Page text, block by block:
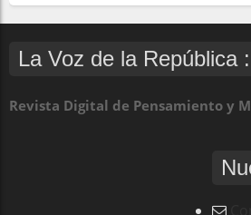
La Voz de la República :
Revista Digital de Pensamiento y